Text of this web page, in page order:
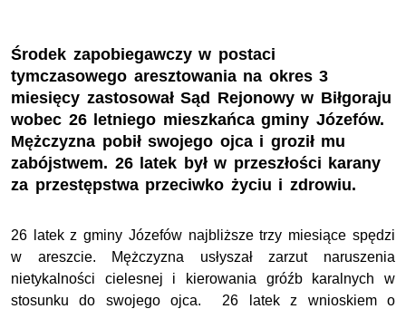
Środek zapobiegawczy w postaci
tymczasowego aresztowania na okres 3
miesięcy zastosował Sąd Rejonowy w Biłgoraju
wobec 26 letniego mieszkańca gminy Józefów.
Mężczyzna pobił swojego ojca i groził mu
zabójstwem. 26 latek był w przeszłości karany
za przestępstwa przeciwko życiu i zdrowiu.
26 latek z gminy Józefów najbliższe trzy miesiące spędzi
w areszcie. Mężczyzna usłyszał zarzut naruszenia
nietykalności cielesnej i kierowania gróźb karalnych w
stosunku do swojego ojca. 26 latek z wnioskiem o